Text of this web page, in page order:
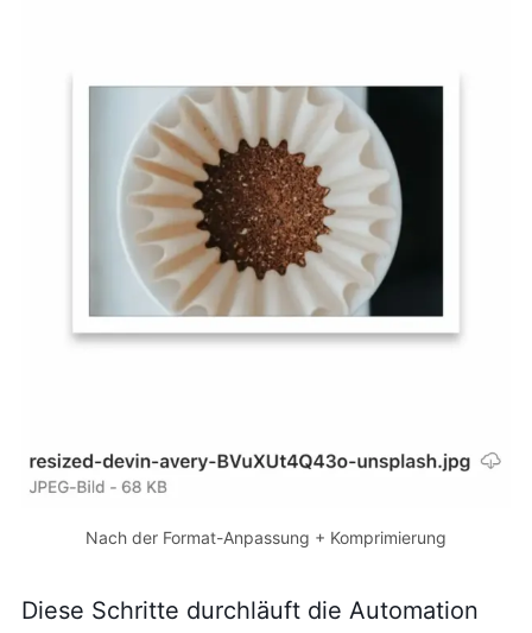
Nach der Format-Anpassung + Komprimierung
Diese Schritte durchläuft die Automation